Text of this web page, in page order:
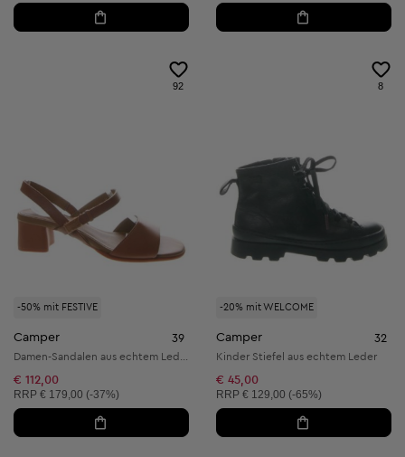
-50% mit FESTIVE
92
Camper 39
€ 112,00
Unverbindliche Preisempfehlung:
RRP € 179,00 (-37%)
-20% mit WELCOME
8
Camper 32
Kinder Stiefel aus echtem Leder
€ 45,00
Unverbindliche Preisempfehlung:
RRP € 129,00 (-65%)